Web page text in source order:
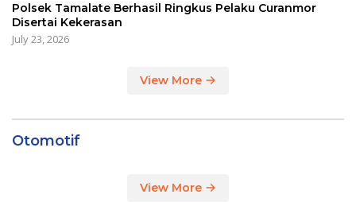
Polsek Tamalate Berhasil Ringkus Pelaku Curanmor
Disertai Kekerasan
July 23, 2026
View More
Otomotif
View More